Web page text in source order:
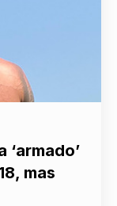
‘armado’
mas